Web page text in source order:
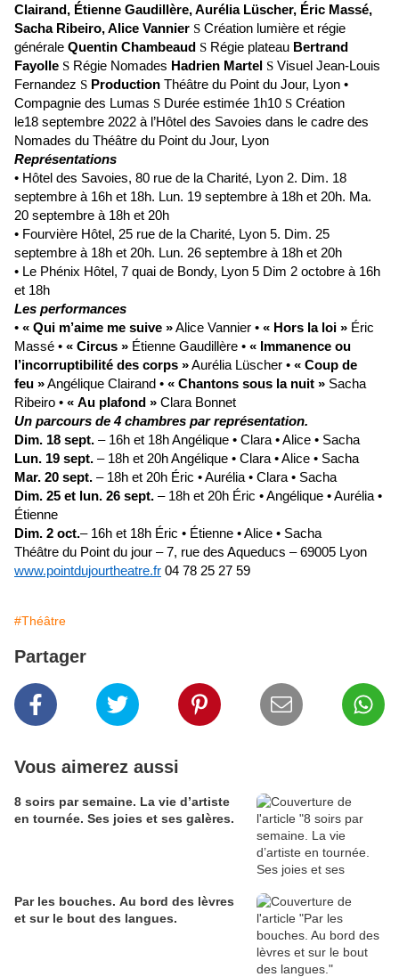
Clairand, Étienne Gaudillère, Aurélia Lüscher, Éric Massé,
Sacha Ribeiro, Alice Vannier S Création lumière et régie
générale Quentin Chambeaud S Régie plateau Bertrand
Fayolle S Régie Nomades Hadrien Martel S Visuel Jean-Louis
Fernandez S Production Théâtre du Point du Jour, Lyon •
Compagnie des Lumas S Durée estimée 1h10 S Création
le18 septembre 2022 à l’Hôtel des Savoies dans le cadre des
Nomades du Théâtre du Point du Jour, Lyon
Représentations
• Hôtel des Savoies, 80 rue de la Charité, Lyon 2. Dim. 18
septembre à 16h et 18h. Lun. 19 septembre à 18h et 20h. Ma.
20 septembre à 18h et 20h
• Fourvière Hôtel, 25 rue de la Charité, Lyon 5. Dim. 25
septembre à 18h et 20h. Lun. 26 septembre à 18h et 20h
• Le Phénix Hôtel, 7 quai de Bondy, Lyon 5 Dim 2 octobre à 16h
et 18h
Les performances
• « Qui m’aime me suive »Alice Vannier • « Hors la loi » Éric
Massé • « Circus » Étienne Gaudillère • « Immanence ou
l’incorruptibilité des corps »Aurélia Lüscher • « Coup de
feu »Angélique Clairand • « Chantons sous la nuit » Sacha
Ribeiro • « Au plafond » Clara Bonnet
Un parcours de 4 chambres par représentation.
Dim. 18 sept. – 16h et 18h Angélique • Clara • Alice • Sacha
Lun. 19 sept. – 18h et 20h Angélique • Clara • Alice • Sacha
Mar. 20 sept. – 18h et 20h Éric • Aurélia • Clara • Sacha
Dim. 25 et lun. 26 sept. – 18h et 20h Éric • Angélique • Aurélia •
Étienne
Dim. 2 oct.– 16h et 18h Éric • Étienne • Alice • Sacha
Théâtre du Point du jour – 7, rue des Aqueducs – 69005 Lyon
www.pointdujourtheatre.fr 04 78 25 27 59
#Théâtre
Partager
Vous aimerez aussi
8 soirs par semaine. La vie d’artiste
en tournée. Ses joies et ses galères.
Par les bouches. Au bord des lèvres
et sur le bout des langues.